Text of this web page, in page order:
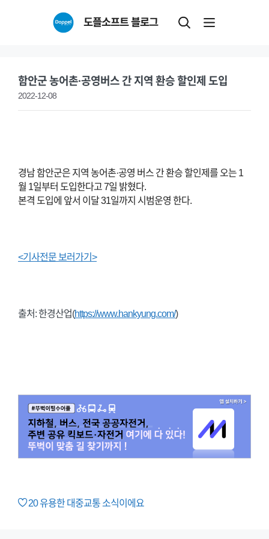
도플소프트 블로그
함안군 농어촌·공영버스 간 지역 환승 할인제 도입
2022-12-08
경남 함안군은 지역 농어촌·공영 버스 간 환승 할인제를 오는 1
월 1일부터 도입한다고 7일 밝혔다.
본격 도입에 앞서 이달 31일까지 시범운영 한다.
<기사전문 보러가기>
출처: 한경산업(https://www.hankyung.com/)
20유용한 대중교통 소식이에요